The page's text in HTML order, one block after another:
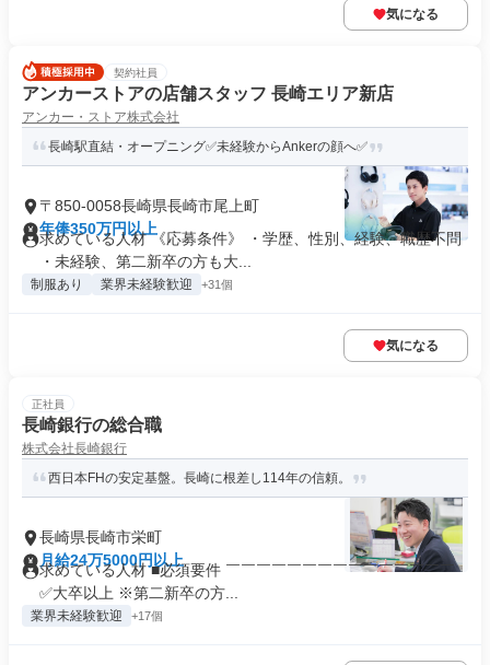
気になる
契約社員
アンカーストアの店舗スタッフ 長崎エリア新店
アンカー・ストア株式会社
長崎駅直結・オープニング✅未経験からAnkerの顔へ✅
〒850-0058長崎県長崎市尾上町
年俸350万円以上
求めている人材 《応募条件》 ・学歴、性別、経験、職歴不問
・未経験、第二新卒の方も大...
制服あり 業界未経験歓迎 +31個
気になる
正社員
長崎銀行の総合職
株式会社長崎銀行
西日本FHの安定基盤。長崎に根差し114年の信頼。
長崎県長崎市栄町
月給24万5000円以上
求めている人材 ■必須要件 ￣￣￣￣￣￣￣￣￣￣￣￣￣￣￣
✅大卒以上 ※第二新卒の方...
業界未経験歓迎 +17個